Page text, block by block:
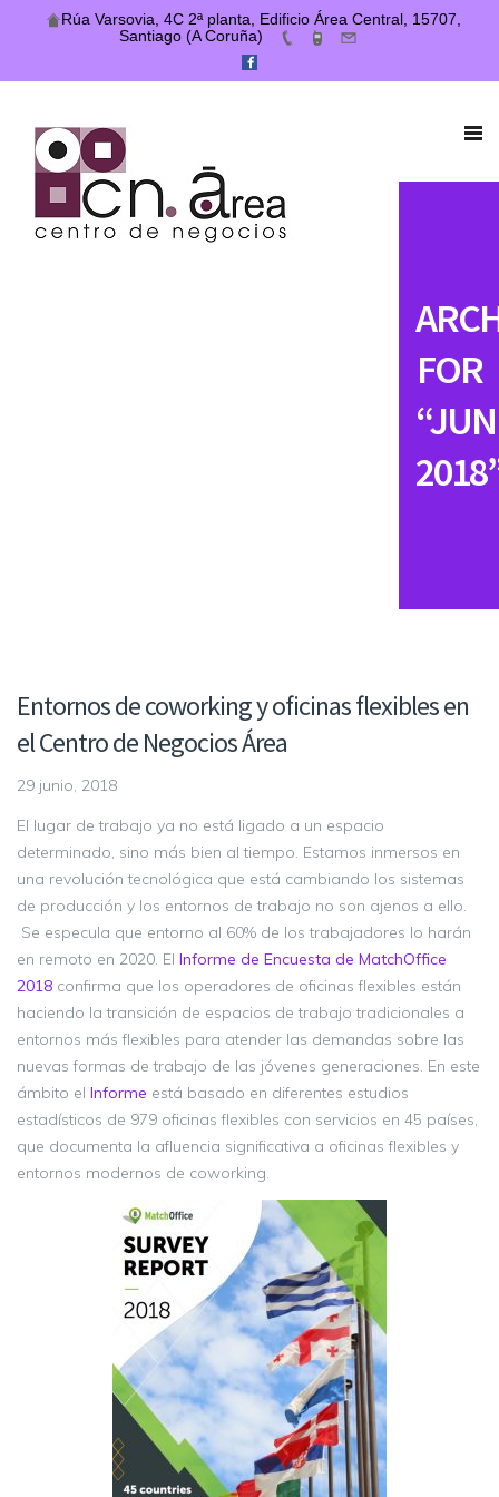
Rúa Varsovia, 4C 2ª planta, Edificio Área Central, 15707,
Santiago (A Coruña)
FOR
Entornos de coworking y oficinas flexibles en
el Centro de Negocios Área
29 junio, 2018
El lugar de trabajo ya no está ligado a un espacio
determinado, sino más bien al tiempo. Estamos inmersos en
una revolución tecnológica que está cambiando los sistemas
de producción y los entornos de trabajo no son ajenos a ello.
Se especula que entorno al 60% de los trabajadores lo harán
en remoto en 2020. El Informe de Encuesta de MatchOffice
2018 confirma que los operadores de oficinas flexibles están
haciendo la transición de espacios de trabajo tradicionales a
entornos más flexibles para atender las demandas sobre las
nuevas formas de trabajo de las jóvenes generaciones. En este
ámbito el Informe está basado en diferentes estudios
estadísticos de 979 oficinas flexibles con servicios en 45 países,
que documenta la afluencia significativa a oficinas flexibles y
entornos modernos de coworking.